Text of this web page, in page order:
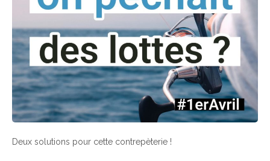
Deux solutions pour cette contrepèterie !